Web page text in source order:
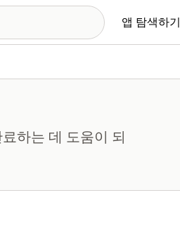
앱 탐색하기
하는 데 도움이 되